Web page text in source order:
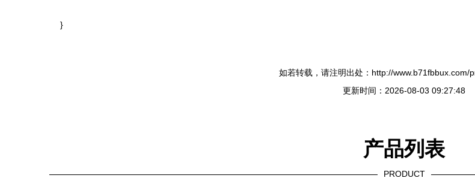
}
如若转载，请注明出处：http://www.b71fbbux.com/
更新时间：2026-08-03 09:27:48
产品列表
PRODUCT